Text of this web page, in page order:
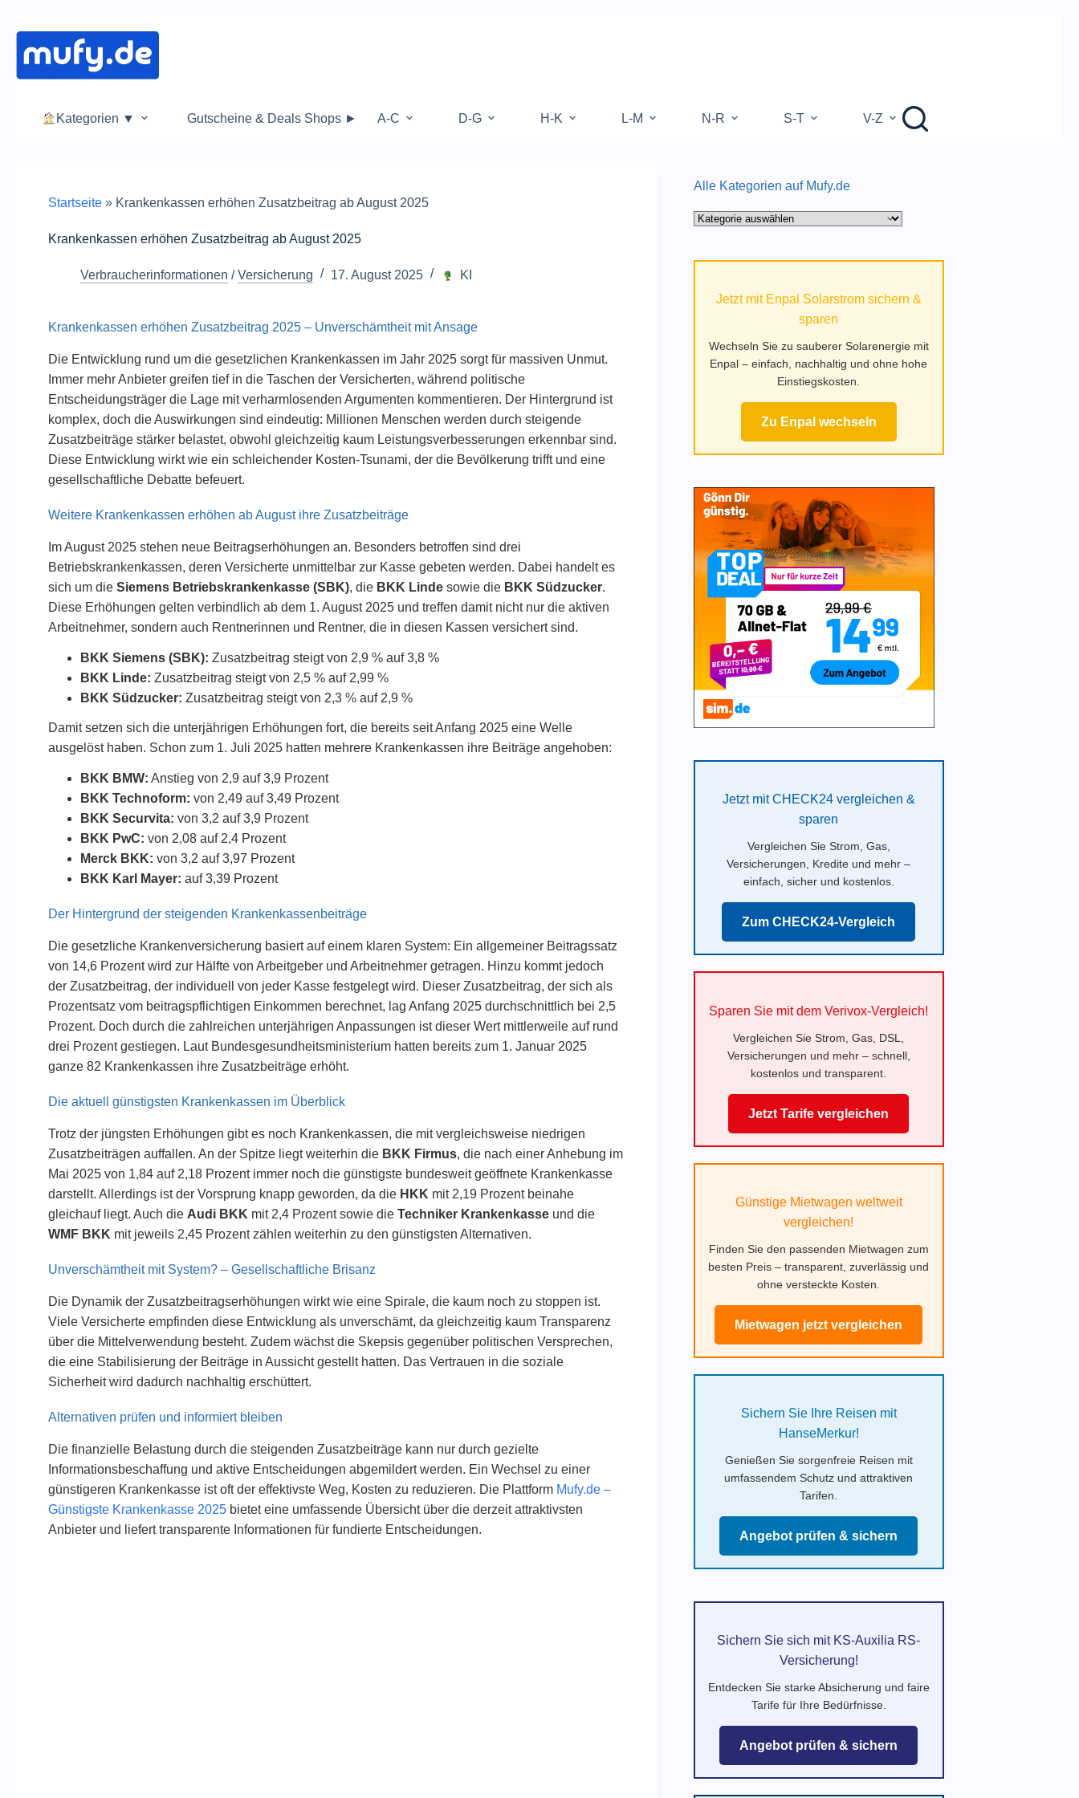
Inhalt
springen
Kategorien ▼ Gutscheine & Deals Shops ► A-C D-G H-K L-M N-R S-T V-Z
Startseite » Krankenkassen erhöhen Zusatzbeitrag ab August 2025
Krankenkassen erhöhen Zusatzbeitrag ab August 2025
Verbraucherinformationen /Versicherung 17. August 2025 KI
Krankenkassen erhöhen Zusatzbeitrag 2025 – Unverschämtheit mit Ansage
Die Entwicklung rund um die gesetzlichen Krankenkassen im Jahr 2025 sorgt für massiven Unmut.
Immer mehr Anbieter greifen tief in die Taschen der Versicherten, während politische
Entscheidungsträger die Lage mit verharmlosenden Argumenten kommentieren. Der Hintergrund ist
komplex, doch die Auswirkungen sind eindeutig: Millionen Menschen werden durch steigende
Zusatzbeiträge stärker belastet, obwohl gleichzeitig kaum Leistungsverbesserungen erkennbar sind.
Diese Entwicklung wirkt wie ein schleichender Kosten-Tsunami, der die Bevölkerung trifft und eine
gesellschaftliche Debatte befeuert.
Weitere Krankenkassen erhöhen ab August ihre Zusatzbeiträge
Im August 2025 stehen neue Beitragserhöhungen an. Besonders betroffen sind drei
Betriebskrankenkassen, deren Versicherte unmittelbar zur Kasse gebeten werden. Dabei handelt es
sich um die Siemens Betriebskrankenkasse (SBK), die BKK Linde sowie die BKK Südzucker.
Diese Erhöhungen gelten verbindlich ab dem 1. August 2025 und treffen damit nicht nur die aktiven
Arbeitnehmer, sondern auch Rentnerinnen und Rentner, die in diesen Kassen versichert sind.
BKK Siemens (SBK): Zusatzbeitrag steigt von 2,9 % auf 3,8 %
BKK Linde: Zusatzbeitrag steigt von 2,5 % auf 2,99 %
BKK Südzucker: Zusatzbeitrag steigt von 2,3 % auf 2,9 %
Damit setzen sich die unterjährigen Erhöhungen fort, die bereits seit Anfang 2025 eine Welle
ausgelöst haben. Schon zum 1. Juli 2025 hatten mehrere Krankenkassen ihre Beiträge angehoben:
BKK BMW: Anstieg von 2,9 auf 3,9 Prozent
BKK Technoform: von 2,49 auf 3,49 Prozent
BKK Securvita: von 3,2 auf 3,9 Prozent
BKK PwC: von 2,08 auf 2,4 Prozent
Merck BKK: von 3,2 auf 3,97 Prozent
BKK Karl Mayer: auf 3,39 Prozent
Der Hintergrund der steigenden Krankenkassenbeiträge
Die gesetzliche Krankenversicherung basiert auf einem klaren System: Ein allgemeiner Beitragssatz
von 14,6 Prozent wird zur Hälfte von Arbeitgeber und Arbeitnehmer getragen. Hinzu kommt jedoch
der Zusatzbeitrag, der individuell von jeder Kasse festgelegt wird. Dieser Zusatzbeitrag, der sich als
Prozentsatz vom beitragspflichtigen Einkommen berechnet, lag Anfang 2025 durchschnittlich bei 2,5
Prozent. Doch durch die zahlreichen unterjährigen Anpassungen ist dieser Wert mittlerweile auf rund
drei Prozent gestiegen. Laut Bundesgesundheitsministerium hatten bereits zum 1. Januar 2025
ganze 82 Krankenkassen ihre Zusatzbeiträge erhöht.
Die aktuell günstigsten Krankenkassen im Überblick
Trotz der jüngsten Erhöhungen gibt es noch Krankenkassen, die mit vergleichsweise niedrigen
Zusatzbeiträgen auffallen. An der Spitze liegt weiterhin die BKK Firmus, die nach einer Anhebung im
Mai 2025 von 1,84 auf 2,18 Prozent immer noch die günstigste bundesweit geöffnete Krankenkasse
darstellt. Allerdings ist der Vorsprung knapp geworden, da die HKK mit 2,19 Prozent beinahe
gleichauf liegt. Auch die Audi BKK mit 2,4 Prozent sowie die Techniker Krankenkasse und die
WMF BKK mit jeweils 2,45 Prozent zählen weiterhin zu den günstigsten Alternativen.
Unverschämtheit mit System? – Gesellschaftliche Brisanz
Die Dynamik der Zusatzbeitragserhöhungen wirkt wie eine Spirale, die kaum noch zu stoppen ist.
Viele Versicherte empfinden diese Entwicklung als unverschämt, da gleichzeitig kaum Transparenz
über die Mittelverwendung besteht. Zudem wächst die Skepsis gegenüber politischen Versprechen,
die eine Stabilisierung der Beiträge in Aussicht gestellt hatten. Das Vertrauen in die soziale
Sicherheit wird dadurch nachhaltig erschüttert.
Alternativen prüfen und informiert bleiben
Die finanzielle Belastung durch die steigenden Zusatzbeiträge kann nur durch gezielte
Informationsbeschaffung und aktive Entscheidungen abgemildert werden. Ein Wechsel zu einer
günstigeren Krankenkasse ist oft der effektivste Weg, Kosten zu reduzieren. Die Plattform Mufy.de –
Günstigste Krankenkasse 2025 bietet eine umfassende Übersicht über die derzeit attraktivsten
Anbieter und liefert transparente Informationen für fundierte Entscheidungen.
Alle Kategorien auf Mufy.de
Alle
Jetzt mit Enpal Solarstrom sichern &
sparen
Wechseln Sie zu sauberer Solarenergie mit
Enpal – einfach, nachhaltig und ohne hohe
Einstiegskosten.
Zu Enpal wechseln
Jetzt mit CHECK24 vergleichen &
sparen
Vergleichen Sie Strom, Gas,
Versicherungen, Kredite und mehr –
einfach, sicher und kostenlos.
Zum CHECK24-Vergleich
Sparen Sie mit dem Verivox-Vergleich!
Vergleichen Sie Strom, Gas, DSL,
Versicherungen und mehr – schnell,
kostenlos und transparent.
Jetzt Tarife vergleichen
Günstige Mietwagen weltweit
vergleichen!
Finden Sie den passenden Mietwagen zum
besten Preis – transparent, zuverlässig und
ohne versteckte Kosten.
Mietwagen jetzt vergleichen
Sichern Sie Ihre Reisen mit
HanseMerkur!
Genießen Sie sorgenfreie Reisen mit
umfassendem Schutz und attraktiven
Tarifen.
Angebot prüfen & sichern
Sichern Sie sich mit KS-Auxilia RS-
Versicherung!
Entdecken Sie starke Absicherung und faire
Tarife für Ihre Bedürfnisse.
Angebot prüfen & sichern